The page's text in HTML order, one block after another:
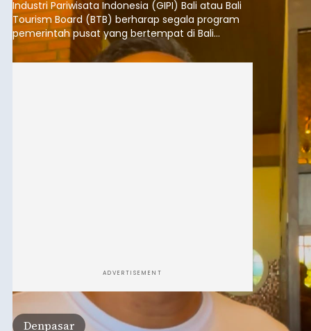
Diduga Salah Paham, Pemuda
Asal NTT Dikeroyok
Baca Selengkapnya